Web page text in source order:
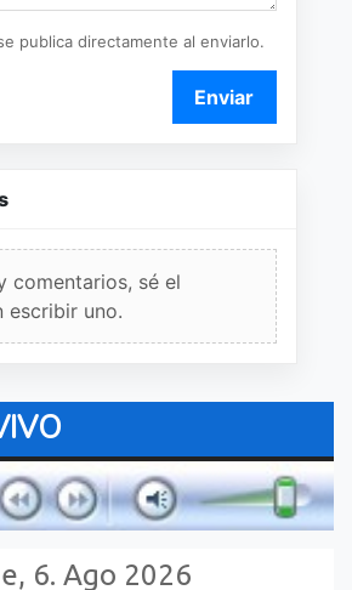
publica directamente al enviarlo.
Enviar
comentarios, sé el
escribir uno.